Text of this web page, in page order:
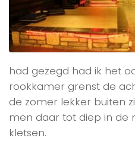
had gezegd had ik het
rookkamer grenst de
de zomer lekker buiten
men daar tot diep in de
kletsen.